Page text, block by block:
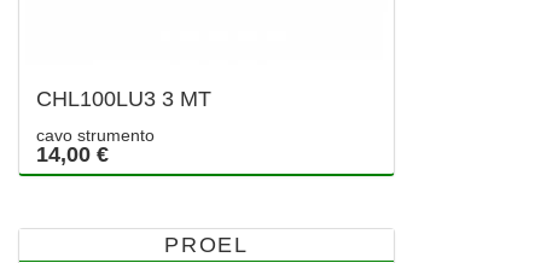
CHL100LU3 3 MT
cavo strumento
14,00 €
PROEL